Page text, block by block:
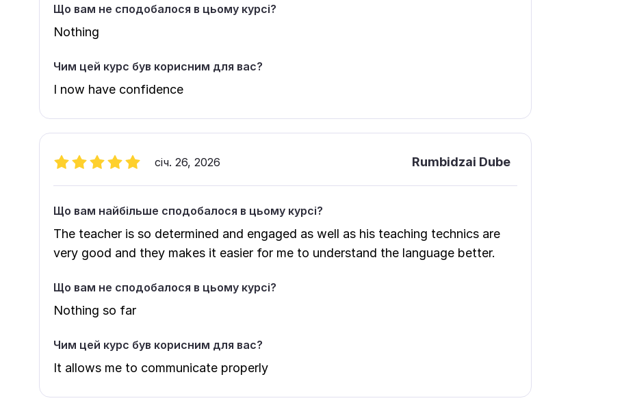
Що вам не сподобалося в цьому курсі?
Nothing
Чим цей курс був корисним для вас?
I now have confidence
січ. 26, 2026 Rumbidzai Dube
Що вам найбільше сподобалося в цьому курсі?
The teacher is so determined and engaged as well as his teaching technics are
very good and they makes it easier for me to understand the language better.
Що вам не сподобалося в цьому курсі?
Nothing so far
Чим цей курс був корисним для вас?
It allows me to communicate properly